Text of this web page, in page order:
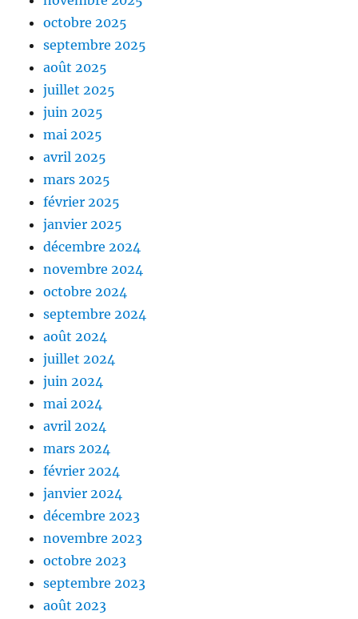
octobre 2025
septembre 2025
août 2025
juillet 2025
juin 2025
mai 2025
avril 2025
mars 2025
février 2025
janvier 2025
décembre 2024
novembre 2024
octobre 2024
septembre 2024
août 2024
juillet 2024
juin 2024
mai 2024
avril 2024
mars 2024
février 2024
janvier 2024
décembre 2023
novembre 2023
octobre 2023
septembre 2023
août 2023